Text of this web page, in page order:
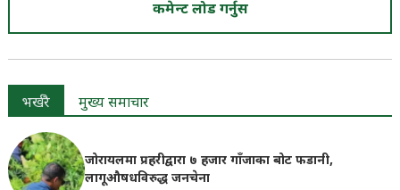
कमेन्ट लोड गर्नुस
भर्खरै मुख्य समाचार
जोरायलमा प्रहरीद्वारा ७ हजार गाँजाका बोट फडानी,
लागूऔषधविरुद्ध जनचेना